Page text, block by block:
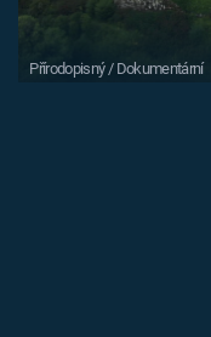
Přírodopisný / Dokumentární